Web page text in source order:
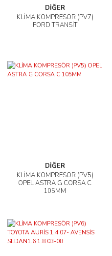
DİĞER
KLİMA KOMPRESÖR (PV7)
FORD TRANSİT
DİĞER
KLİMA KOMPRESÖR (PV5)
OPEL ASTRA G CORSA C
105MM